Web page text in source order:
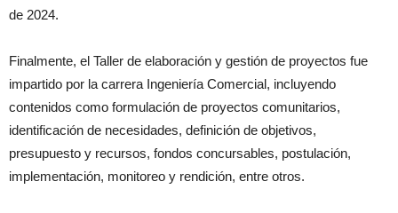
de 2024.
Finalmente, el Taller de elaboración y gestión de proyectos fue
impartido por la carrera Ingeniería Comercial, incluyendo
contenidos como formulación de proyectos comunitarios,
identificación de necesidades, definición de objetivos,
presupuesto y recursos, fondos concursables, postulación,
implementación, monitoreo y rendición, entre otros.